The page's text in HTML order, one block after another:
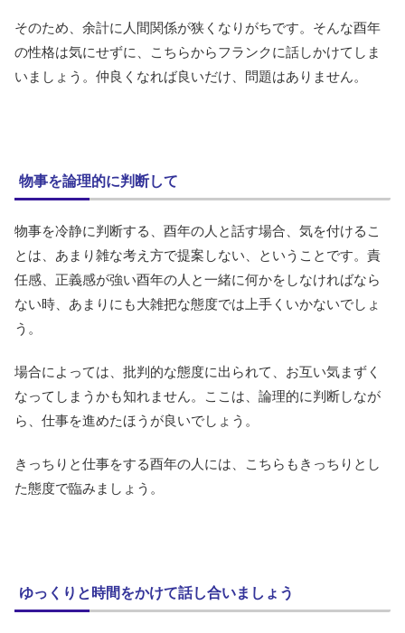
そのため、余計に人間関係が狭くなりがちです。そんな酉年
の性格は気にせずに、こちらからフランクに話しかけてしま
いましょう。仲良くなれば良いだけ、問題はありません。
物事を論理的に判断して
物事を冷静に判断する、酉年の人と話す場合、気を付けるこ
とは、あまり雑な考え方で提案しない、ということです。責
任感、正義感が強い酉年の人と一緒に何かをしなければなら
ない時、あまりにも大雑把な態度では上手くいかないでしょ
う。
場合によっては、批判的な態度に出られて、お互い気まずく
なってしまうかも知れません。ここは、論理的に判断しなが
ら、仕事を進めたほうが良いでしょう。
きっちりと仕事をする酉年の人には、こちらもきっちりとし
た態度で臨みましょう。
ゆっくりと時間をかけて話し合いましょう